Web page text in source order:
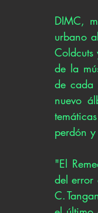
DIMC,
urbano
de la
de cada
nuevo
perdón
"El
del error
C.